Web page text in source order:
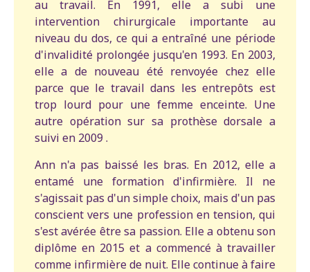
au travail. En 1991, elle a subi une
intervention chirurgicale importante au
niveau du dos, ce qui a entraîné une période
d'invalidité prolongée jusqu'en 1993. En 2003,
elle a de nouveau été renvoyée chez elle
parce que le travail dans les entrepôts est
trop lourd pour une femme enceinte. Une
autre opération sur sa prothèse dorsale a
suivi en 2009 .
Ann n'a pas baissé les bras. En 2012, elle a
entamé une formation d'infirmière. Il ne
s'agissait pas d'un simple choix, mais d'un pas
conscient vers une profession en tension, qui
s'est avérée être sa passion. Elle a obtenu son
diplôme en 2015 et a commencé à travailler
comme infirmière de nuit. Elle continue à faire